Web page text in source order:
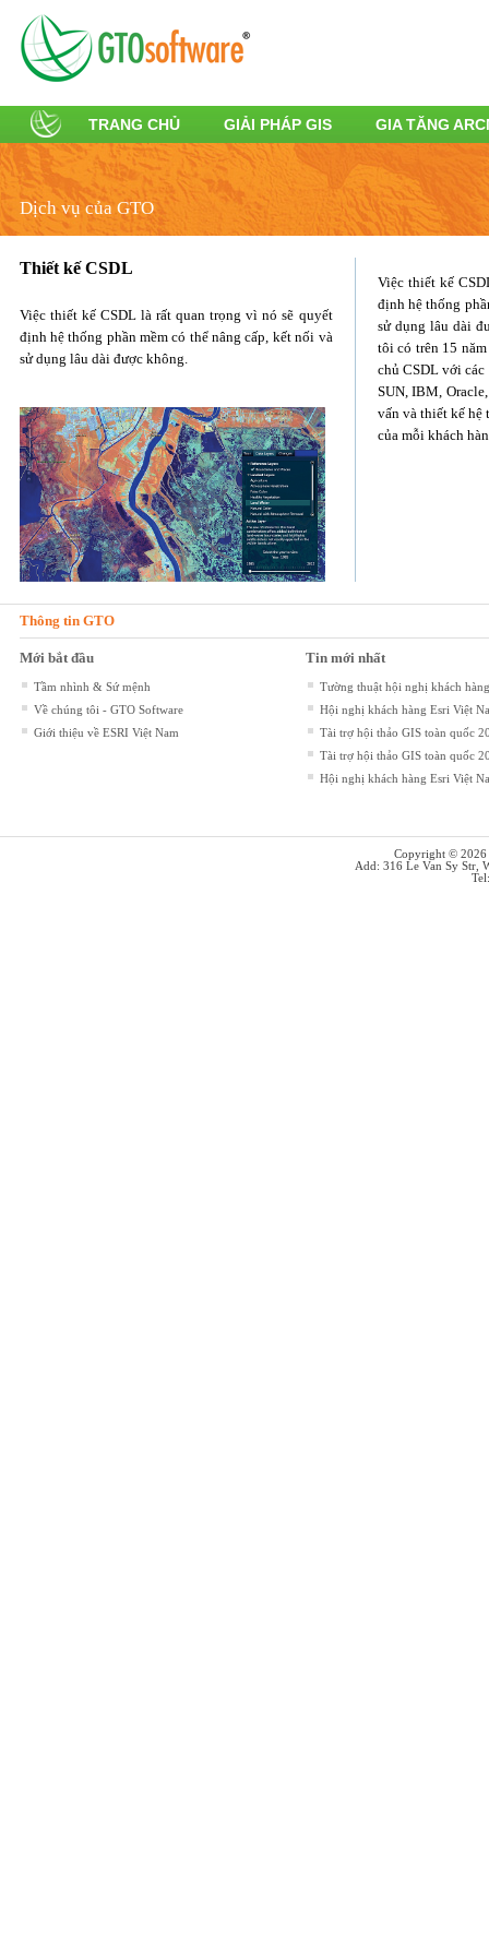
TRANG CHỦ GIẢI PHÁP GIS GIA TĂNG
Dịch vụ của GTO
Thiết kế CSDL
Việc thiết kế CSDL là rất quan trọng vì nó sẽ quyết
định hệ thống phần mềm có thể nâng cấp, kết nối và
sử dụng lâu dài được không.
Việc thiết kế
định hệ thống
sử dụng lâu dài
tôi có trên 15
chủ CSDL với
SUN, IBM,
vấn và thiết kế hệ
của mỗi khách
Thông tin GTO
Mới bắt đầu
Tầm nhình & Sứ mệnh
Về chúng tôi - GTO Software
Giới thiệu về ESRI Việt Nam
Tin mới nhất
Tường thuật hội nghị khách
Hội nghị khách hàng Esri Việt
Tài trợ hội thảo GIS toàn quốc
Tài trợ hội thảo GIS toàn quốc
Hội nghị khách hàng Esri Việt
Copyright © 2026
Add: 316 Le Van Sy Str,